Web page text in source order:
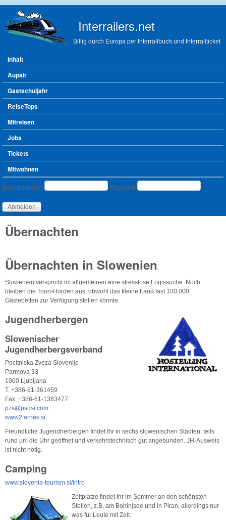
Interrailers.net
Billig durch Europa per Interrailbuch und Interrailticket
Hauptmenü
Inhalt
Aupair
Gastschuljahr
ReiseTops
Mitreisen
Jobs
Tickets
Mitwohnen
Benutzeranmeldung
Benutzername Passwort
Übernachten
Übernachten in Slowenien
Slowenien verspricht im allgemeinen eine stresslose Logissuche. Noch
bleiben die Touri-Horden aus, obwohl das kleine Land fast 100.000
Gästebetten zur Verfügung stellen könnte.
Jugendherbergen
Slowenischer
Jugendherbergsverband
Pocitniska Zveza Slovenije
Parmova 33
1000 Ljubljana
T. +386-61-361459
Fax: +386-61-1363477
pzs@psdsi.com
www2.arnes.si
Freundliche Jugendherbergen findet Ihr in sechs slowenischen Städten, teils
rund um die Uhr geöffnet und verkehrstechnisch gut angebunden. JH-Ausweis
ist nicht nötig.
Camping
www.slovenia-tourism.si/intro
Zeltplätze findet Ihr im Sommer an den schönsten
Stellen, z.B. am Bohinjsee und in Piran, allerdings nur
was für Leute mit Zelt.